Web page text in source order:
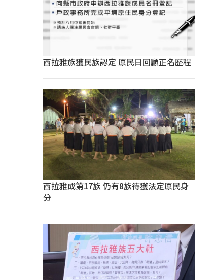
西拉雅族獲民族認定 原民日回顧正名歷程
西拉雅成第17族 仍有8族待獲法定原民身
分